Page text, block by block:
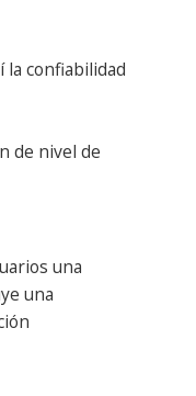
confiabilidad
de nivel de
una
una